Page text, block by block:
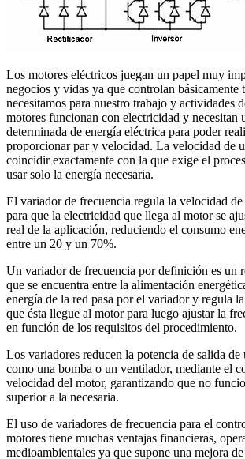
Los motores eléctricos juegan un papel muy
negocios y vidas ya que controlan básicamente
necesitamos para nuestro trabajo y actividades
motores funcionan con electricidad y necesitan
determinada de energía eléctrica para poder
proporcionar par y velocidad. La velocidad de
coincidir exactamente con la que exige el
usar solo la energía necesaria.
El variador de frecuencia regula la velocidad
para que la electricidad que llega al motor se
real de la aplicación, reduciendo el consumo
entre un 20 y un 70%.
Un variador de frecuencia por definición es un
que se encuentra entre la alimentación
energía de la red pasa por el variador y regula
que ésta llegue al motor para luego ajustar la
en función de los requisitos del procedimiento.
Los variadores reducen la potencia de salida de
como una bomba o un ventilador, mediante el
velocidad del motor, garantizando que no
superior a la necesaria.
El uso de variadores de frecuencia para el
motores tiene muchas ventajas financieras,
medioambientales ya que supone una mejora